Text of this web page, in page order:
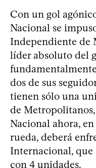
Con un gol
Nacional se
Independiente de
líder absoluto del
dos de sus
tienen sólo una
de
Nacional ahora,
rueda, deberá
Internacional, que
con 4 unidades.